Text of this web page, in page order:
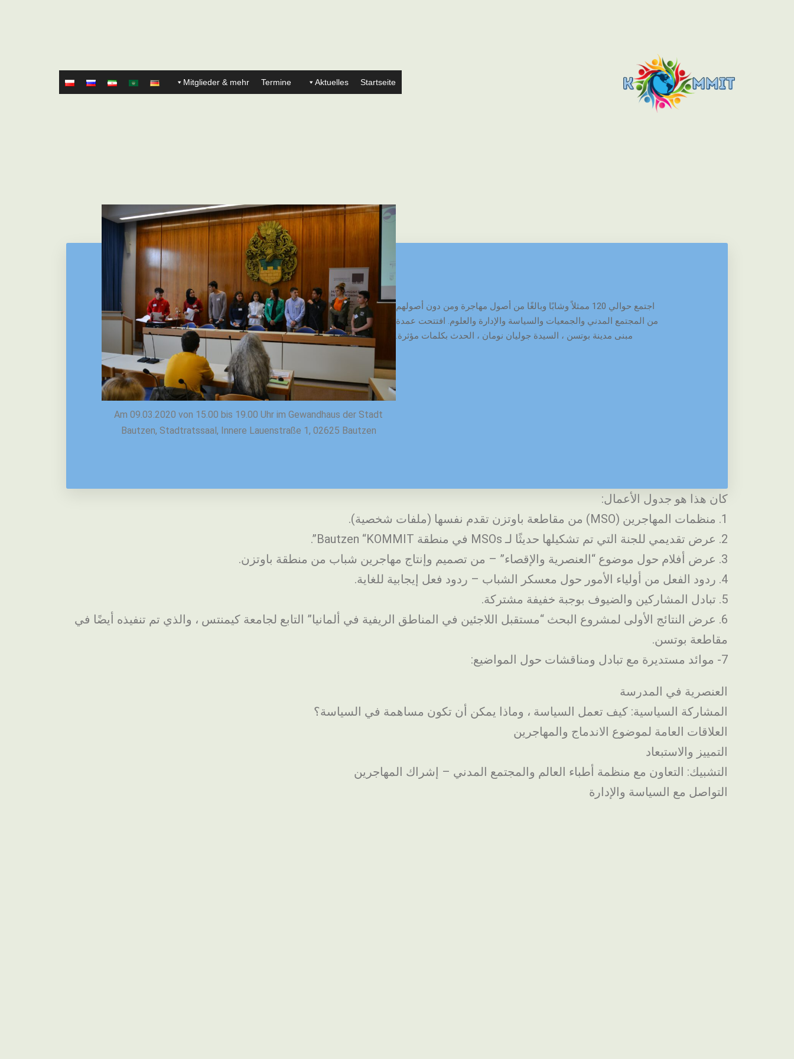
Startseite
Aktuelles
Termine
Mitglieder & mehr
اجتمع حوالي 120 ممثلاً وشابًا وبالغًا من أصول مهاجرة ومن دون أصولهم
من المجتمع المدني والجمعيات والسياسة والإدارة والعلوم. افتتحت عمدة
مبنى مدينة بوتسن ، السيدة جوليان نومان ، الحدث بكلمات مؤثرة.
Am 09.03.2020 von 15.00 bis 19.00 Uhr im Gewandhaus der Stadt
Bautzen, Stadtratssaal, Innere Lauenstraße 1, 02625 Bautzen
كان هذا هو جدول الأعمال:
1. منظمات المهاجرين (MSO) من مقاطعة باوتزن تقدم نفسها (ملفات شخصية).
2. عرض تقديمي للجنة التي تم تشكيلها حديثًا لـ MSOs في منطقة Bautzen “KOMMIT”.
3. عرض أفلام حول موضوع “العنصرية والإقصاء” – من تصميم وإنتاج مهاجرين شباب من منطقة باوتزن.
4. ردود الفعل من أولياء الأمور حول معسكر الشباب – ردود فعل إيجابية للغاية.
5. تبادل المشاركين والضيوف بوجبة خفيفة مشتركة.
6. عرض النتائج الأولى لمشروع البحث “مستقبل اللاجئين في المناطق الريفية في ألمانيا” التابع لجامعة كيمنتس ، والذي تم تنفيذه أيضًا في
مقاطعة بوتسن.
7- موائد مستديرة مع تبادل ومناقشات حول المواضيع:
العنصرية في المدرسة
المشاركة السياسية: كيف تعمل السياسة ، وماذا يمكن أن تكون مساهمة في السياسة؟
العلاقات العامة لموضوع الاندماج والمهاجرين
التمييز والاستبعاد
التشبيك: التعاون مع منظمة أطباء العالم والمجتمع المدني – إشراك المهاجرين
التواصل مع السياسة والإدارة